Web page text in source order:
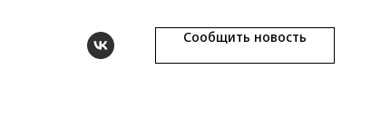
Сообщить новость